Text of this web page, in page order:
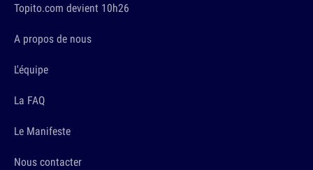
Topito.com devient 10h26
A propos de nous
L'équipe
La FAQ
Le Manifeste
Nous contacter